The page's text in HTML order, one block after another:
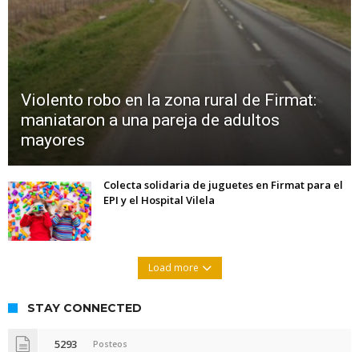
Violento robo en la zona rural de Firmat:
maniataron a una pareja de adultos
mayores
Colecta solidaria de juguetes en Firmat para el
EPI y el Hospital Vilela
Load more
STAY CONNECTED
5293 Posteos